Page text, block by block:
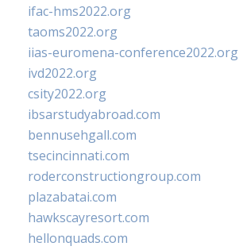
ifac-hms2022.org
taoms2022.org
iias-euromena-conference2022.org
ivd2022.org
csity2022.org
ibsarstudyabroad.com
bennusehgall.com
tsecincinnati.com
roderconstructiongroup.com
plazabatai.com
hawkscayresort.com
hellonquads.com